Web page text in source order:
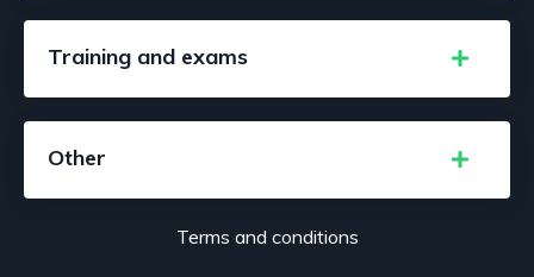
Training and exams
Other
Terms and conditions